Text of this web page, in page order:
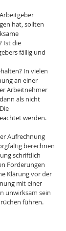
hat, sollten
Ist die
fällig und
In vielen
an einer
Arbeitnehmer
als nicht
werden.
Aufrechnung
berechnen
schriftlich
Forderungen
Klärung vor der
mit einer
unwirksam sein
führen.